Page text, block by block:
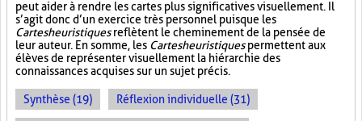
peut aider à rendre les cartes plus significatives visuellement. Il
s’agit donc d’un exercice très personnel puisque les
Cartes heuristiquesreflètent le cheminement de la pensée de
leur auteur. En somme, les Cartes heuristiquespermettent aux
élèves de représenter visuellement la hiérarchie des
connaissances acquises sur un sujet précis.
Synthèse (19) Réflexion individuelle (31)